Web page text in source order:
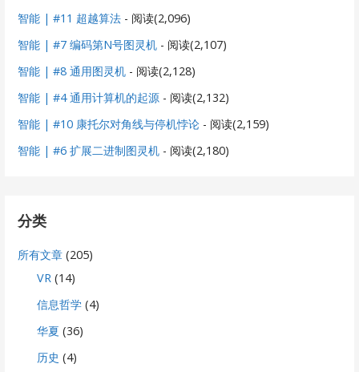
智能 | #11 超越算法 - 阅读(2,096)
智能 | #7 编码第N号图灵机 - 阅读(2,107)
智能 | #8 通用图灵机 - 阅读(2,128)
智能 | #4 通用计算机的起源 - 阅读(2,132)
智能 | #10 康托尔对角线与停机悖论 - 阅读(2,159)
智能 | #6 扩展二进制图灵机 - 阅读(2,180)
分类
所有文章 (205)
VR (14)
信息哲学 (4)
华夏 (36)
历史 (4)